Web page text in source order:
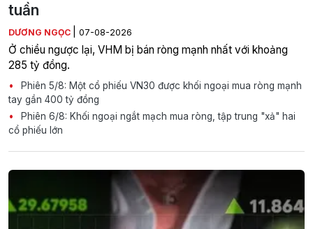
tuần
DƯƠNG NGỌC 07-08-2026
Ở chiều ngược lại, VHM bị bán ròng mạnh nhất với khoảng
285 tỷ đồng.
Phiên 5/8: Một cổ phiếu VN30 được khối ngoại mua ròng mạnh
tay gần 400 tỷ đồng
Phiên 6/8: Khối ngoại ngắt mạch mua ròng, tập trung "xả" hai
cổ phiếu lớn